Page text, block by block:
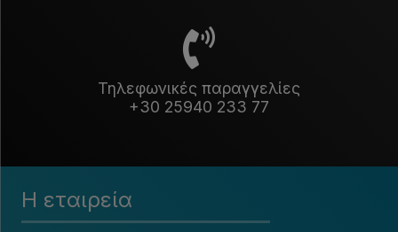
Τηλεφωνικές παραγγελίες
+30 25940 233 77
Η εταιρεία